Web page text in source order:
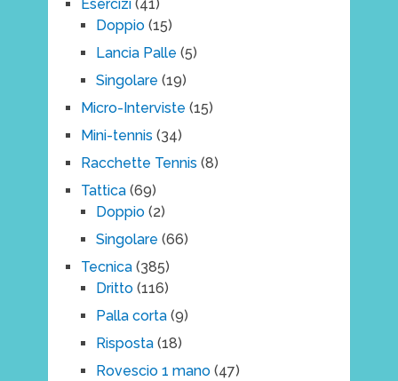
Esercizi(41)
Doppio(15)
Lancia Palle (5)
Singolare (19)
Micro-Interviste (15)
Mini-tennis (34)
Racchette Tennis (8)
Tattica(69)
Doppio(2)
Singolare (66)
Tecnica(385)
Dritto(116)
Palla corta(9)
Risposta(18)
Rovescio 1 mano(47)